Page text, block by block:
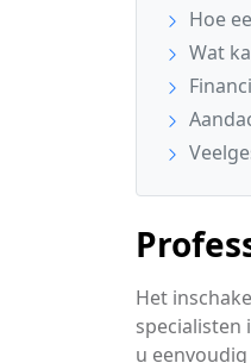
Hoe
Wat
Het
u